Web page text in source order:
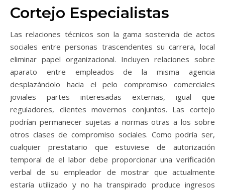
Cortejo Especialistas
Las relaciones técnicos son la gama sostenida de actos
sociales entre personas trascendentes su carrera, local
eliminar papel organizacional. Incluyen relaciones sobre
aparato entre empleados de la misma agencia
desplazándolo hacia el pelo compromiso comerciales
joviales partes interesadas externas, igual que
reguladores, clientes movernos conjuntos. Las cortejo
podrían permanecer sujetas a normas otras a los sobre
otros clases de compromiso sociales. Como podrí­a ser,
cualquier prestatario que estuviese de autorización
temporal de el labor debe proporcionar una verificación
verbal de su empleador de mostrar que actualmente
estaría utilizado y no ha transpirado produce ingresos